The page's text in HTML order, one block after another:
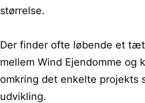
størrelse.
Der finder ofte løbende et
mellem Wind Ejendomme og
omkring det enkelte projekts
udvikling.